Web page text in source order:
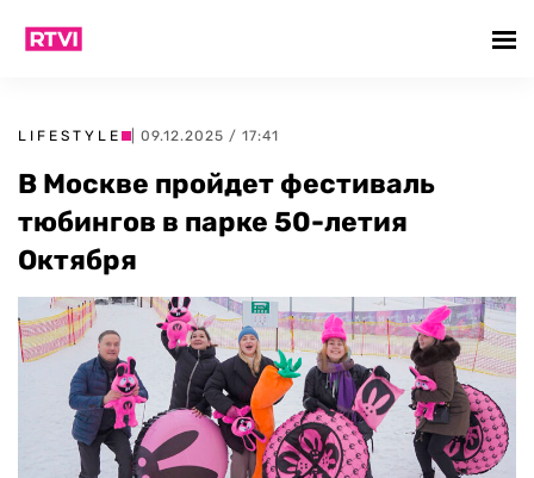
LIFESTYLE | 09.12.2025 / 17:41
В Москве пройдет фестиваль
тюбингов в парке 50-летия
Октября